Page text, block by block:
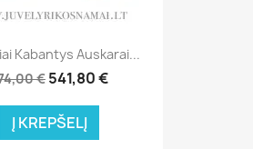
Kabantys Auskarai...
€ 541,80 €
Į KREPŠELĮ